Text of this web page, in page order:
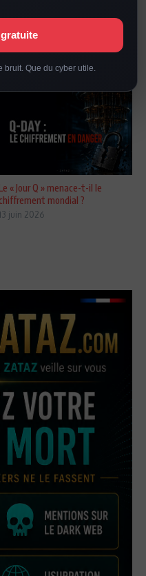
Accès firewall root à vendre !
juillet 2026
Le « Jour Q » menace-t-il le
chiffrement mondial ?
13 juin 2026
bruit. Que du cyber utile.